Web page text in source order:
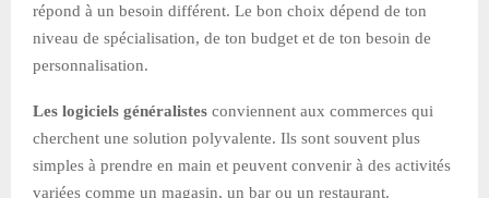
répond à un besoin différent. Le bon choix dépend de ton
niveau de spécialisation, de ton budget et de ton besoin de
personnalisation.
Les logiciels généralistes conviennent aux commerces qui
cherchent une solution polyvalente. Ils sont souvent plus
simples à prendre en main et peuvent convenir à des activités
variées comme un magasin, un bar ou un restaurant.